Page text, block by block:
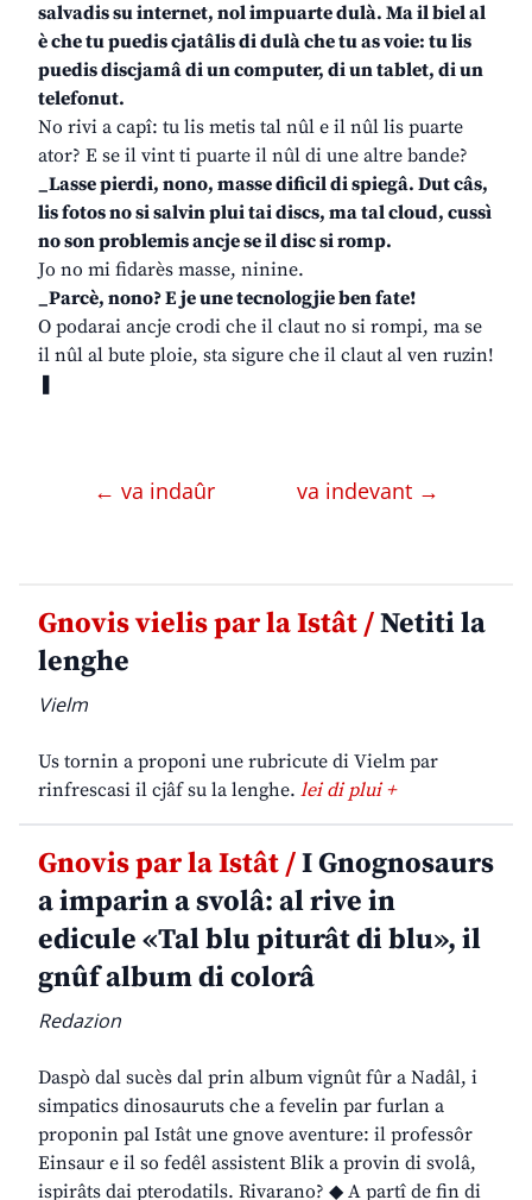
salvadis su internet, nol impuarte dulà. Ma il biel al
è che tu puedis cjatâlis di dulà che tu as voie: tu lis
puedis discjamâ di un computer, di un tablet, di un
telefonut.
No rivi a capî: tu lis metis tal nûl e il nûl lis puarte
ator? E se il vint ti puarte il nûl di une altre bande?
_Lasse pierdi, nono, masse dificil di spiegâ. Dut câs,
lis fotos no si salvin plui tai discs, ma tal cloud, cussì
no son problemis ancje se il disc si romp.
Jo no mi fidarès masse, ninine.
_Parcè, nono? E je une tecnologjie ben fate!
O podarai ancje crodi che il claut no si rompi, ma se
il nûl al bute ploie, sta sigure che il claut al ven ruzin!
← va indaûr va indevant →
Gnovis vielis par la Istât /Netiti la
lenghe
Vielm
Us tornin a proponi une rubricute di Vielm par
rinfrescasi il cjâf su la lenghe. lei di plui +
Gnovis par la Istât /I Gnognosaurs
a imparin a svolâ: al rive in
edicule «Tal blu piturât di blu», il
gnûf album di colorâ
Redazion
Daspò dal sucès dal prin album vignût fûr a Nadâl, i
simpatics dinosauruts che a fevelin par furlan a
proponin pal Istât une gnove aventure: il professôr
Einsaur e il so fedêl assistent Blik a provin di svolâ,
ispirâts dai pterodatils. Rivarano? ◆ A partî de fin di